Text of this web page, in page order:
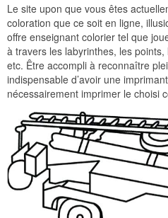
Le site upon que vous êtes
coloration que ce soit en ligne,
offre enseignant colorier tel que
à travers les labyrinthes, les
etc. Être accompli à reconnaître
indispensable d’avoir une
nécessairement imprimer le choisi